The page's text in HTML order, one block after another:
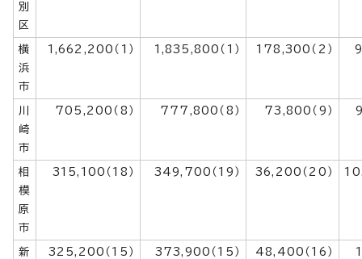
別
区
横
浜
市
1,662,200（1） 1,835,800（1） 178,300（2）
川
崎
市
705,200（8） 777,800（8） 73,800（9）
相
模
原
市
315,100（18） 349,700（19） 36,200（20）
新
325,200（15） 373,900（15） 48,400（16）